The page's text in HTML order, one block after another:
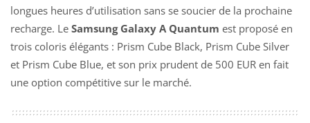
longues heures d’utilisation sans se soucier de la prochaine
recharge. Le Samsung Galaxy A Quantum est proposé en
trois coloris élégants : Prism Cube Black, Prism Cube Silver
et Prism Cube Blue, et son prix prudent de 500 EUR en fait
une option compétitive sur le marché.